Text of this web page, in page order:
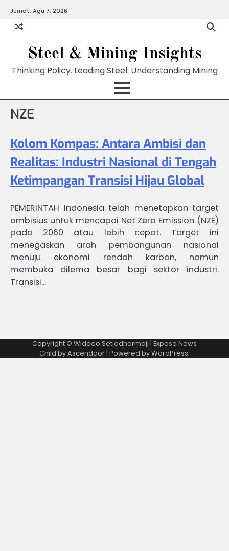
content
Jumat, Agu 7, 2026
Steel & Mining Insights
Thinking Policy. Leading Steel. Understanding Mining
NZE
Kolom Kompas: Antara Ambisi dan
Realitas: Industri Nasional di Tengah
Ketimpangan Transisi Hijau Global
PEMERINTAH Indonesia telah menetapkan target
ambisius untuk mencapai Net Zero Emission (NZE)
pada 2060 atau lebih cepat. Target ini
menegaskan arah pembangunan nasional
menuju ekonomi rendah karbon, namun
membuka dilema besar bagi sektor industri.
Transisi…
Copyright © Widodo Setiadharmaji | Expose News
Child byAscendoor| Powered byWordPress.